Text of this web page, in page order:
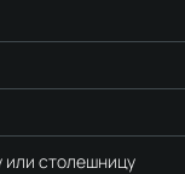
или столешницу